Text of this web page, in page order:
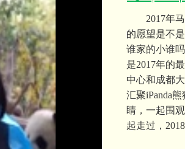
2017年
的愿望是不
谁家的小谁
是2017年的
中心和成都
汇聚iPanda
睛，一起围
起走过，